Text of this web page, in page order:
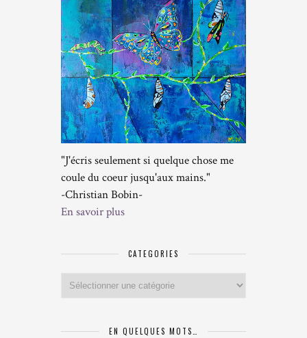
"J'écris seulement si quelque chose me
coule du coeur jusqu'aux mains."
-Christian Bobin-
En savoir plus
CATEGORIES
Categories
EN QUELQUES MOTS…